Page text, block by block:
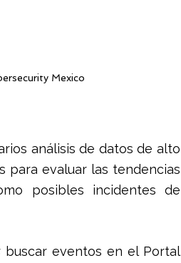
Mexico
análisis de datos de alto
para evaluar las tendencias
posibles incidentes de
eventos en el Portal